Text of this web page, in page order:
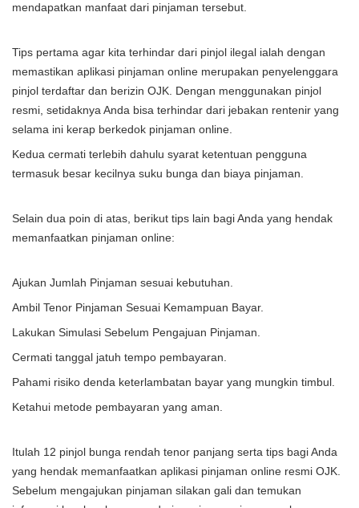
mendapatkan manfaat dari pinjaman tersebut.
Tips pertama agar kita terhindar dari pinjol ilegal ialah dengan
memastikan aplikasi pinjaman online merupakan penyelenggara
pinjol terdaftar dan berizin OJK. Dengan menggunakan pinjol
resmi, setidaknya Anda bisa terhindar dari jebakan rentenir yang
selama ini kerap berkedok pinjaman online.
Kedua cermati terlebih dahulu syarat ketentuan pengguna
termasuk besar kecilnya suku bunga dan biaya pinjaman.
Selain dua poin di atas, berikut tips lain bagi Anda yang hendak
memanfaatkan pinjaman online:
Ajukan Jumlah Pinjaman sesuai kebutuhan.
Ambil Tenor Pinjaman Sesuai Kemampuan Bayar.
Lakukan Simulasi Sebelum Pengajuan Pinjaman.
Cermati tanggal jatuh tempo pembayaran.
Pahami risiko denda keterlambatan bayar yang mungkin timbul.
Ketahui metode pembayaran yang aman.
Itulah 12 pinjol bunga rendah tenor panjang serta tips bagi Anda
yang hendak memanfaatkan aplikasi pinjaman online resmi OJK.
Sebelum mengajukan pinjaman silakan gali dan temukan